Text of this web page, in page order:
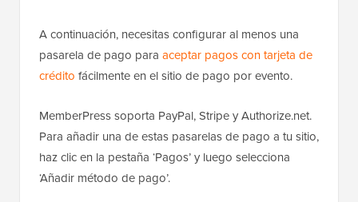
A continuación, necesitas configurar al menos una
pasarela de pago para aceptar pagos con tarjeta de
crédito fácilmente en el sitio de pago por evento.
MemberPress soporta PayPal, Stripe y Authorize.net.
Para añadir una de estas pasarelas de pago a tu sitio,
haz clic en la pestaña ‘Pagos’ y luego selecciona
‘Añadir método de pago’.